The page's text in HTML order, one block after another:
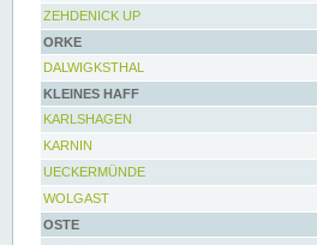
ZEHDENICK UP
ORKE
DALWIGKSTHAL
KLEINES HAFF
KARLSHAGEN
KARNIN
UECKERMÜNDE
WOLGAST
OSTE